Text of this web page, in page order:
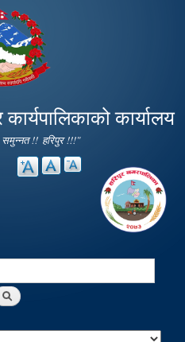
कार्यालय
!! हरिपुर !!!"